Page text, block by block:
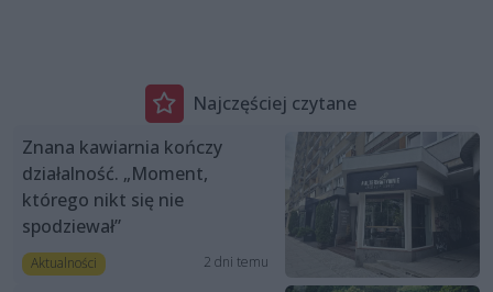
Najczęściej czytane
Znana kawiarnia kończy
działalność. „Moment,
którego nikt się nie
spodziewał”
Aktualności 2 dni temu